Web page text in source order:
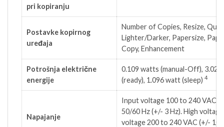
pri kopiranju
Postavke kopirnog
uređaja
Number of Copies, Resize,
Lighter/Darker, Papersize,
Copy, Enhancement
Potrošnja električne
energije
0.109 watts (manual-Off),
(ready), 1.096 watt(sleep) 4
Napajanje
Input voltage 100 to 240 VAC
50/60 Hz (+/- 3 Hz). High
voltage 200 to 240 VAC (+/-